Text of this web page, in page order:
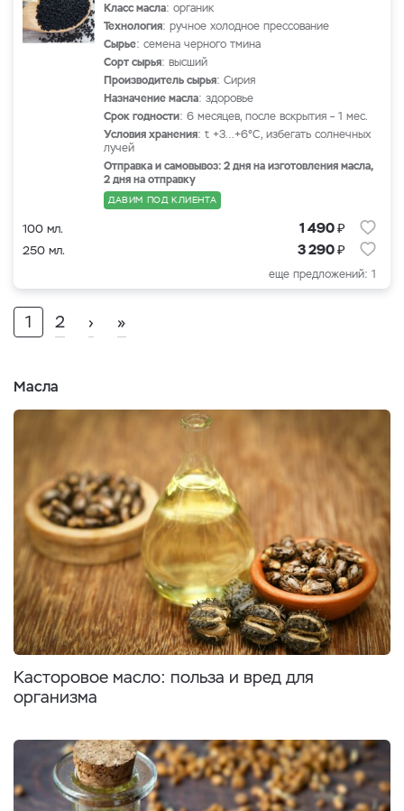
Класс масла: органик
Технология: ручное холодное прессование
Сырье: семена черного тмина
Сорт сырья: высший
Производитель сырья: Сирия
Назначение масла: здоровье
Срок годности: 6 месяцев, после вскрытия – 1 мес.
Условия хранения: t +3…+6°С, избегать солнечных
лучей
Отправка и самовывоз: 2 дня на изготовления масла,
2 дня на отправку
ДАВИМ ПОД КЛИЕНТА
100 мл. 1 490₽
250 мл. 3 290₽
еще предложений: 1
1 2 › »
Масла
Касторовое масло: польза и вред для
организма